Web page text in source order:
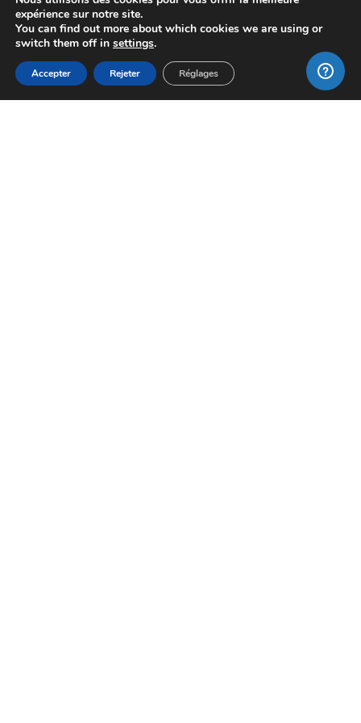
expérience sur notre site.
You can find out more about which cookies we are using or
switch them off in settings.
Accepter Rejeter Réglages